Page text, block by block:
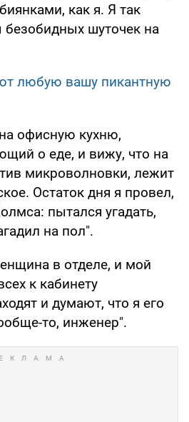
как я. Я так
безобидных шуточек на
любую вашу пикантную
офисную кухню,
о еде, и вижу, что на
микроволновки, лежит
Остаток дня я провел,
пытался угадать,
на пол".
в отделе, и мой
к кабинету
и думают, что я его
то, инженер".